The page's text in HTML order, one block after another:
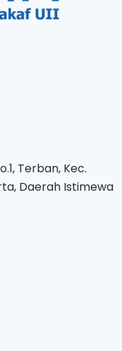
Terban, Kec.
Daerah Istimewa